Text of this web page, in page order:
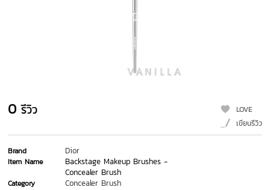
0 รีวิว
LOVE
เขียนรีวิว
Brand Dior
Item Name
Backstage Makeup Brushes -
Concealer Brush
Category Concealer Brush